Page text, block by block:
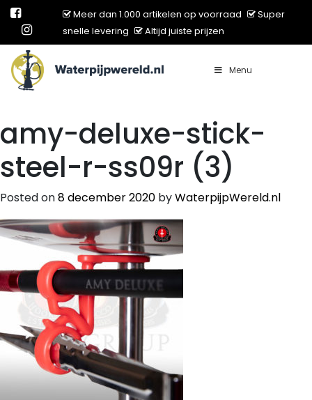
Meer dan 1.000 artikelen op voorraad
Super
snelle levering
Altijd juiste prijzen
Main Navigation Menu
amy-deluxe-stick-
steel-r-ss09r (3)
Posted on8 december 2020 byWaterpijpWereld.nl